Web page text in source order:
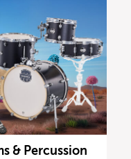
& Percussion